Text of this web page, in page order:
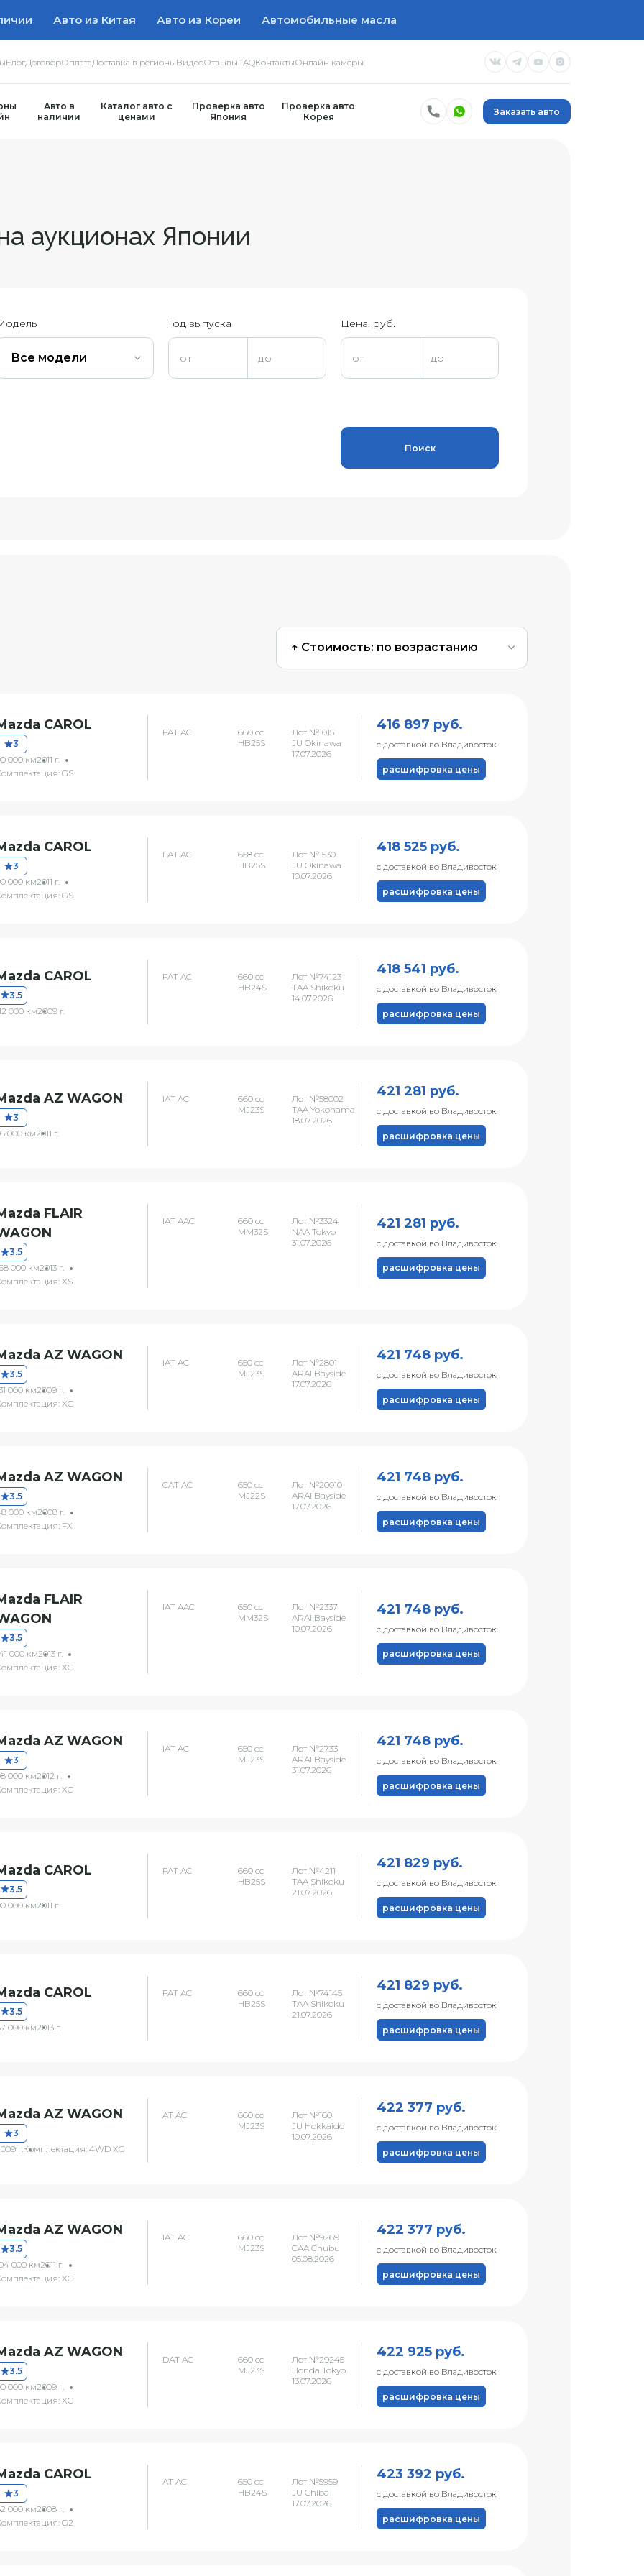
Авто из Китая Авто из Кореи Автомобильные масла
БлогДоговорОплатаДоставка в регионыВидеоОтзывыFAQКонтактыОнлайн камеры
Авто в
наличии
Каталог авто с
ценами
Проверка авто
Япония
Проверка авто
Корея
Заказать авто
аукционах Японии
Все модели
Год выпуска Цена, руб.
Поиск
↑ Стоимость: по возрастанию
CAROL
3
000 км2011 г.
GS
FAT AC
660 сс
HB25S
Лот №1015
JU Okinawa
17.07.2026
416 897 руб.
с доставкой во Владивосток
расшифровка цены
CAROL
3
000 км2011 г.
GS
FAT AC
658 сс
HB25S
Лот №1530
JU Okinawa
10.07.2026
418 525 руб.
с доставкой во Владивосток
расшифровка цены
CAROL
3.5
000 км2009 г.
FAT AC
660 сс
HB24S
Лот №74123
TAA Shikoku
14.07.2026
418 541 руб.
с доставкой во Владивосток
расшифровка цены
AZ WAGON
3
000 км2011 г.
IAT AC
660 сс
MJ23S
Лот №58002
TAA Yokohama
18.07.2026
421 281 руб.
с доставкой во Владивосток
расшифровка цены
FLAIR
3.5
000 км2013 г.
XS
IAT AAC
660 сс
MM32S
Лот №3324
NAA Tokyo
31.07.2026
421 281 руб.
с доставкой во Владивосток
расшифровка цены
AZ WAGON
3.5
000 км2009 г.
XG
IAT AC
650 сс
MJ23S
Лот №2801
ARAI Bayside
17.07.2026
421 748 руб.
с доставкой во Владивосток
расшифровка цены
AZ WAGON
3.5
000 км2008 г.
FX
CAT AC
650 сс
MJ22S
Лот №20010
ARAI Bayside
17.07.2026
421 748 руб.
с доставкой во Владивосток
расшифровка цены
FLAIR
3.5
000 км2013 г.
XG
IAT AAC
650 сс
MM32S
Лот №2337
ARAI Bayside
10.07.2026
421 748 руб.
с доставкой во Владивосток
расшифровка цены
AZ WAGON
3
000 км2012 г.
XG
IAT AC
650 сс
MJ23S
Лот №2733
ARAI Bayside
31.07.2026
421 748 руб.
с доставкой во Владивосток
расшифровка цены
CAROL
3.5
000 км2011 г.
FAT AC
660 сс
HB25S
Лот №4211
TAA Shikoku
21.07.2026
421 829 руб.
с доставкой во Владивосток
расшифровка цены
CAROL
3.5
000 км2013 г.
FAT AC
660 сс
HB25S
Лот №74145
TAA Shikoku
21.07.2026
421 829 руб.
с доставкой во Владивосток
расшифровка цены
AZ WAGON
3
г.Комплектация: 4WD XG
AT AC
660 сс
MJ23S
Лот №160
JU Hokkaido
10.07.2026
422 377 руб.
с доставкой во Владивосток
расшифровка цены
AZ WAGON
3.5
000 км2011 г.
XG
IAT AC
660 сс
MJ23S
Лот №9269
CAA Chubu
05.08.2026
422 377 руб.
с доставкой во Владивосток
расшифровка цены
AZ WAGON
3.5
000 км2009 г.
XG
DAT AC
660 сс
MJ23S
Лот №29245
Honda Tokyo
13.07.2026
422 925 руб.
с доставкой во Владивосток
расшифровка цены
CAROL
3
000 км2008 г.
G2
AT AC
650 сс
HB24S
Лот №5959
JU Chiba
17.07.2026
423 392 руб.
с доставкой во Владивосток
расшифровка цены